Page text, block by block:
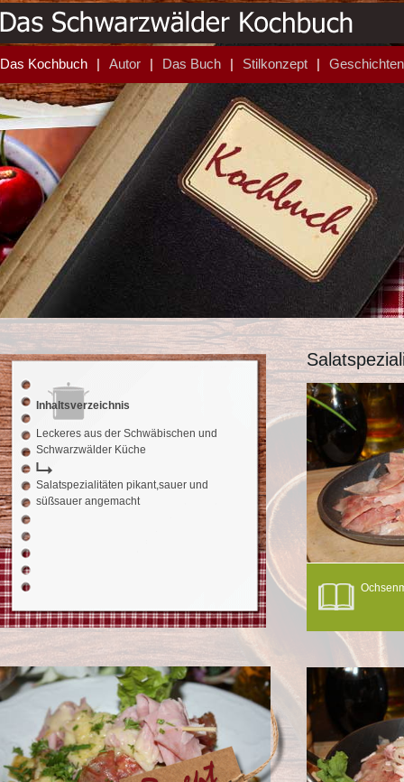
Das Kochbuch Autor Das Buch Stilkonzept Geschichten
Inhaltsverzeichnis
Leckeres aus der Schwäbischen und
Schwarzwälder Küche
Salatspezialitäten pikant,sauer und
süßsauer angemacht